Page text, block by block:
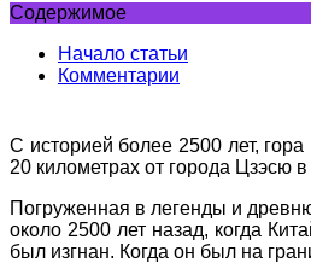
Содержимое
Начало статьи
Комментарии
С историей более 2500 лет,
20 километрах от города Цзэсю
Погруженная в легенды и
около 2500 лет назад, когда
был изгнан. Когда он был на